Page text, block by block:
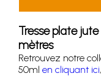
Tresse plate
mètres
Retrouvez notre
50ml en cliquant ici